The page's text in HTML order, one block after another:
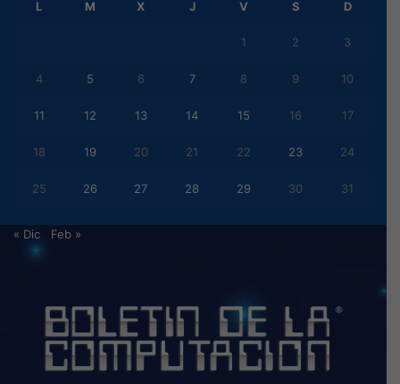
L M X J V S D
1 2 3
4 5 6 7 8 9 10
11 12 13 14 15 16 17
18 19 20 21 22 23 24
25 26 27 28 29 30 31
« Dic Feb »